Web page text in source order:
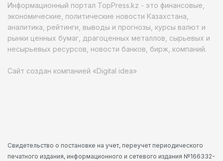
Информационный портал TopPress.kz - это финансовые,
экономические, политические новости Казахстана,
аналитика, рейтинги, выводы и прогнозы, курсы валют и
рынки ценных бумаг, драгоценных металлов, сырьевых и
несырьевых ресурсов, новости банков, бирж, компаний.
Сайт создан компанией «Digital idea»
Свидетельство о постановке на учет, переучет периодического
печатного издания, информационного и сетевого издания №166332-